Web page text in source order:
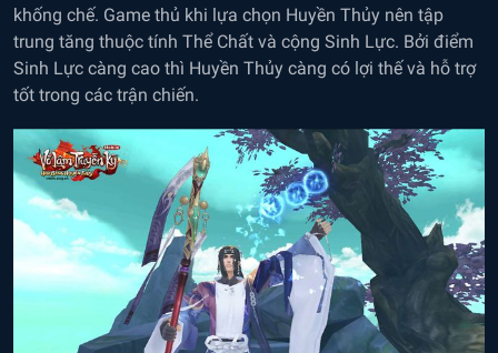
khống chế. Game thủ khi lựa chọn Huyền Thủy nên tập
trung tăng thuộc tính Thể Chất và cộng Sinh Lực. Bởi điểm
Sinh Lực càng cao thì Huyền Thủy càng có lợi thế và hỗ trợ
tốt trong các trận chiến.